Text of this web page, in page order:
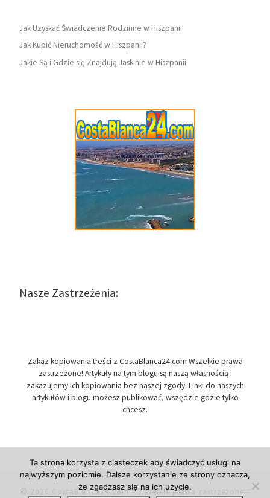
Jak Uzyskać Świadczenie Rodzinne w Hiszpanii
Jak Kupić Nieruchomość w Hiszpanii?
Jakie Są i Gdzie się Znajdują Jaskinie w Hiszpanii
Nasze Zastrzeżenia:
Zakaz kopiowania treści z CostaBlanca24.com Wszelkie prawa
zastrzeżone! Artykuły na tym blogu są naszą własnością i
zakazujemy ich kopiowania bez naszej zgody. Linki do naszych
artykułów i blogu możesz publikować, wszędzie gdzie tylko
chcesz.
© 2026 CostaBlanca24.com– Wszelkie prawa zastrzeżone -
Ta strona korzysta z ciasteczek aby świadczyć usługi na
najwyższym poziomie. Dalsze korzystanie ze strony oznacza,
że zgadzasz się na ich użycie.